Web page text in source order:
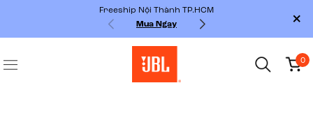
Freeship Nội Thành TP.HCM
Mua Ngay
0